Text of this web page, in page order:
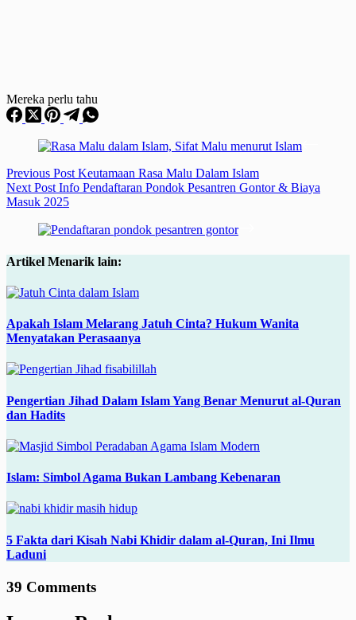
Mereka perlu tahu
Previous Post Keutamaan Rasa Malu Dalam Islam
Next Post Info Pendaftaran Pondok Pesantren Gontor & Biaya
Masuk 2025
Artikel Menarik lain:
Apakah Islam Melarang Jatuh Cinta? Hukum Wanita
Menyatakan Perasaanya
Pengertian Jihad Dalam Islam Yang Benar Menurut al-Quran
dan Hadits
Islam: Simbol Agama Bukan Lambang Kebenaran
5 Fakta dari Kisah Nabi Khidir dalam al-Quran, Ini Ilmu
Laduni
39 Comments